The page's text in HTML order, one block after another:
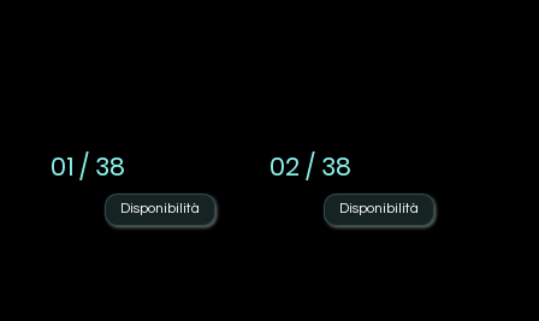
01 / 38
Disponibilità
02 / 38
Disponibilità